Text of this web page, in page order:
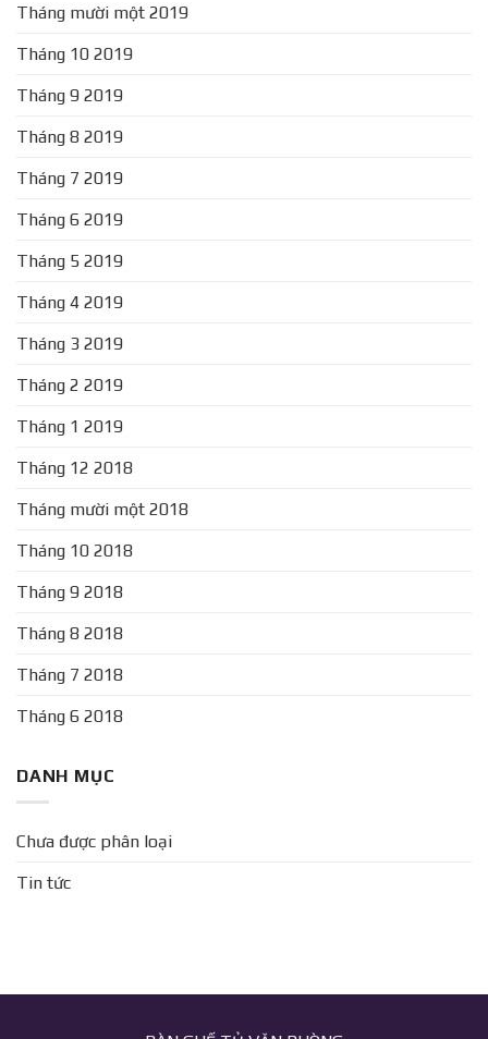
Tháng mười một 2019
Tháng 10 2019
Tháng 9 2019
Tháng 8 2019
Tháng 7 2019
Tháng 6 2019
Tháng 5 2019
Tháng 4 2019
Tháng 3 2019
Tháng 2 2019
Tháng 1 2019
Tháng 12 2018
Tháng mười một 2018
Tháng 10 2018
Tháng 9 2018
Tháng 8 2018
Tháng 7 2018
Tháng 6 2018
DANH MỤC
Chưa được phân loại
Tin tức